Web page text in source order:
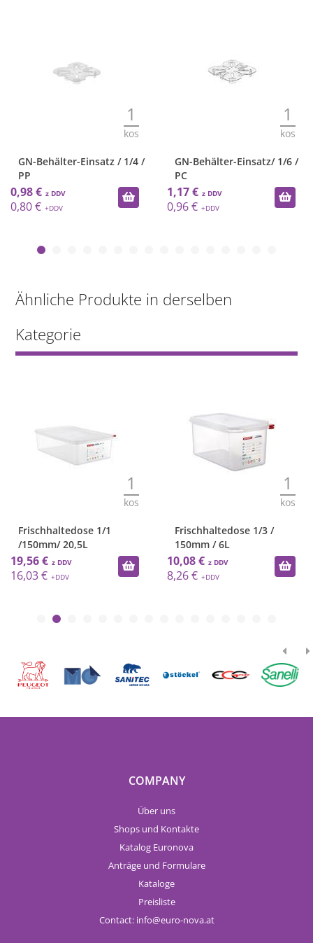
1
kos
GN-Behälter-Einsatz / 1/4 /
PP
0,98 €
0,80 €
1
kos
GN-Behälter-Einsatz/ 1/6 /
PC
1,17 €
0,96 €
Ähnliche Produkte in derselben
Kategorie
1
kos
Frischhaltedose 1/1
/150mm/ 20,5L
19,56 €
16,03 €
1
kos
Frischhaltedose 1/3 /
150mm / 6L
10,08 €
8,26 €
COMPANY
Über uns
Shops und Kontakte
Katalog Euronova
Anträge und Formulare
Kataloge
Preisliste
Contact: info euro-nova.at